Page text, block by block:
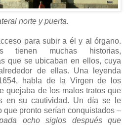
norte y puerta.
para subir a él y al órgano.
tienen muchas historias,
que se ubicaban en ellos, cuya
de ellas. Una leyenda
habla de la Virgen de los
quejaba de los malos tratos que
en su cautividad. Un día se le
que pronto serían conquistados –
ocho siglos después que